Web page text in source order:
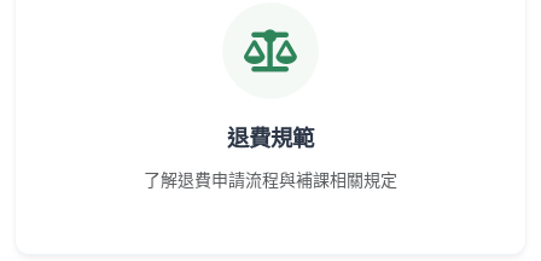
退費規範
了解退費申請流程與補課相關規定